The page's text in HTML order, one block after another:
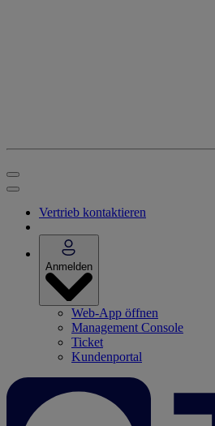
Vertrieb kontaktieren
Anmelden
Web-App öffnen
Management Console
Ticket
Kundenportal